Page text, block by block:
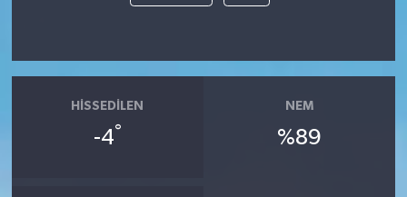
HISSEDILEN
-4°
NEM
%89